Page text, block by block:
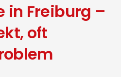
in Freiburg –
oft